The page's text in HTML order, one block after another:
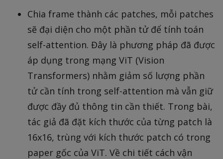
0
5
6
0
0
0
0
Chia frame thành các patches, mỗi patches
sẽ đại diện cho một phần tử để tính toán
self-attention. Đây là phương pháp đã được
áp dụng trong mạng ViT (Vision
Transformers) nhằm giảm số lượng phần
tử cần tính trong self-attention mà vẫn giữ
được đầy đủ thông tin cần thiết. Trong bài,
tác giả đã đặt kích thước của từng patch là
16x16, trùng với kích thước patch có trong
paper gốc của ViT. Về chi tiết cách vận